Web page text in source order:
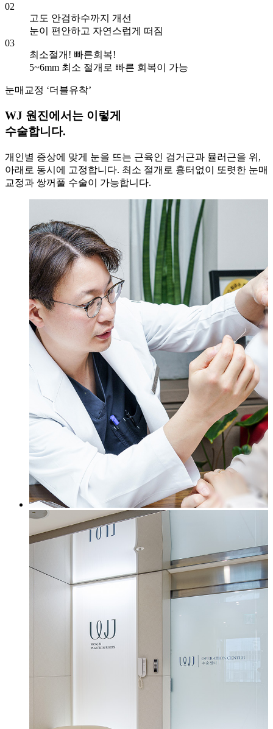
02
고도 안검하수까지 개선
눈이 편안하고 자연스럽게 떠짐
03
최소절개! 빠른회복!
5~6mm 최소 절개로 빠른 회복이 가능
눈매교정 ‘더블유착’
WJ 원진에서는 이렇게
수술합니다.
개인별 증상에 맞게 눈을 뜨는 근육인 검거근과 뮬러근을 위,
아래로 동시에 고정합니다. 최소 절개로 흉터없이 또렷한 눈매
교정과 쌍꺼풀 수술이 가능합니다.